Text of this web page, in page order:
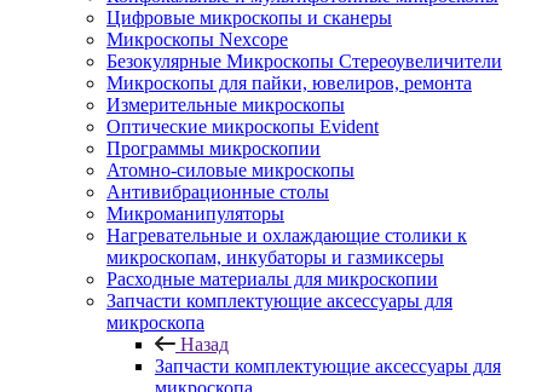
Цифровые микроскопы и сканеры
Микроскопы Nexcope
Безокулярные Микроскопы Стереоувеличители
Микроскопы для пайки, ювелиров, ремонта
Измерительные микроскопы
Оптические микроскопы Evident
Программы микроскопии
Атомно-силовые микроскопы
Антивибрационные столы
Микроманипуляторы
Нагревательные и охлаждающие столики к
микроскопам, инкубаторы и газмиксеры
Расходные материалы для микроскопии
Запчасти комплектующие аксессуары для
микроскопа
Назад
Запчасти комплектующие аксессуары для
микроскопа